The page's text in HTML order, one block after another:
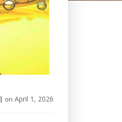
| on April 1, 2026